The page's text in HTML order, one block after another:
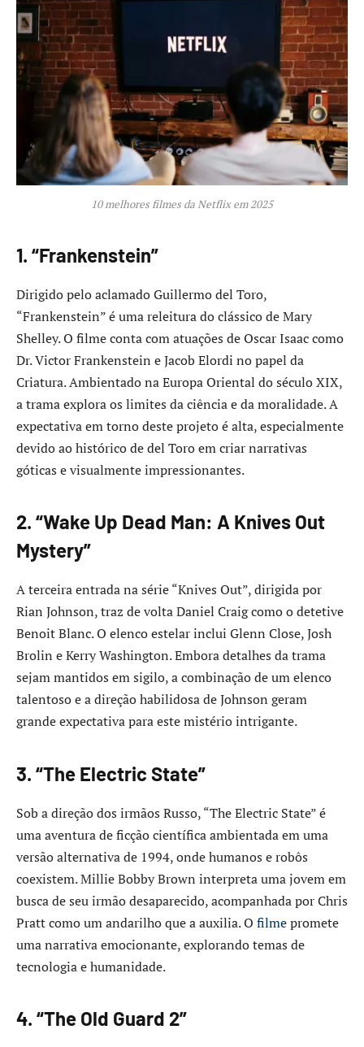
10 melhores filmes da Netflix em 2025
1. “Frankenstein”
Dirigido pelo aclamado Guillermo del Toro,
“Frankenstein” é uma releitura do clássico de Mary
Shelley. O filme conta com atuações de Oscar Isaac como
Dr. Victor Frankenstein e Jacob Elordi no papel da
Criatura. Ambientado na Europa Oriental do século XIX,
a trama explora os limites da ciência e da moralidade. A
expectativa em torno deste projeto é alta, especialmente
devido ao histórico de del Toro em criar narrativas
góticas e visualmente impressionantes.
2. “Wake Up Dead Man: A Knives Out
Mystery”
A terceira entrada na série “Knives Out”, dirigida por
Rian Johnson, traz de volta Daniel Craig como o detetive
Benoit Blanc. O elenco estelar inclui Glenn Close, Josh
Brolin e Kerry Washington. Embora detalhes da trama
sejam mantidos em sigilo, a combinação de um elenco
talentoso e a direção habilidosa de Johnson geram
grande expectativa para este mistério intrigante.​
3. “The Electric State”
Sob a direção dos irmãos Russo, “The Electric State” é
uma aventura de ficção científica ambientada em uma
versão alternativa de 1994, onde humanos e robôs
coexistem. Millie Bobby Brown interpreta uma jovem em
busca de seu irmão desaparecido, acompanhada por Chris
Pratt como um andarilho que a auxilia. O filmepromete
uma narrativa emocionante, explorando temas de
tecnologia e humanidade.​
4. “The Old Guard 2”